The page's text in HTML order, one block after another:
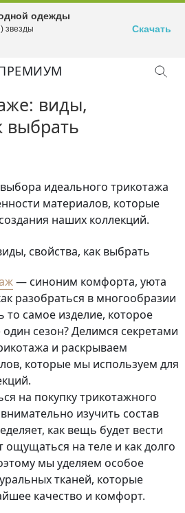
идеального трикотажа
материалов, которые
наших коллекций.
виды,
выбрать
— синоним комфорта, уюта
разобраться в многообразии
то самое изделие, которое
один сезон? Делимся секретами
и раскрываем
которые мы используем для
на покупку трикотажного
изучить состав
как вещь будет вести
ощущаться на теле и как долго
мы уделяем особое
тканей, которые
качество и комфорт.
одежды
звезды
Скачать